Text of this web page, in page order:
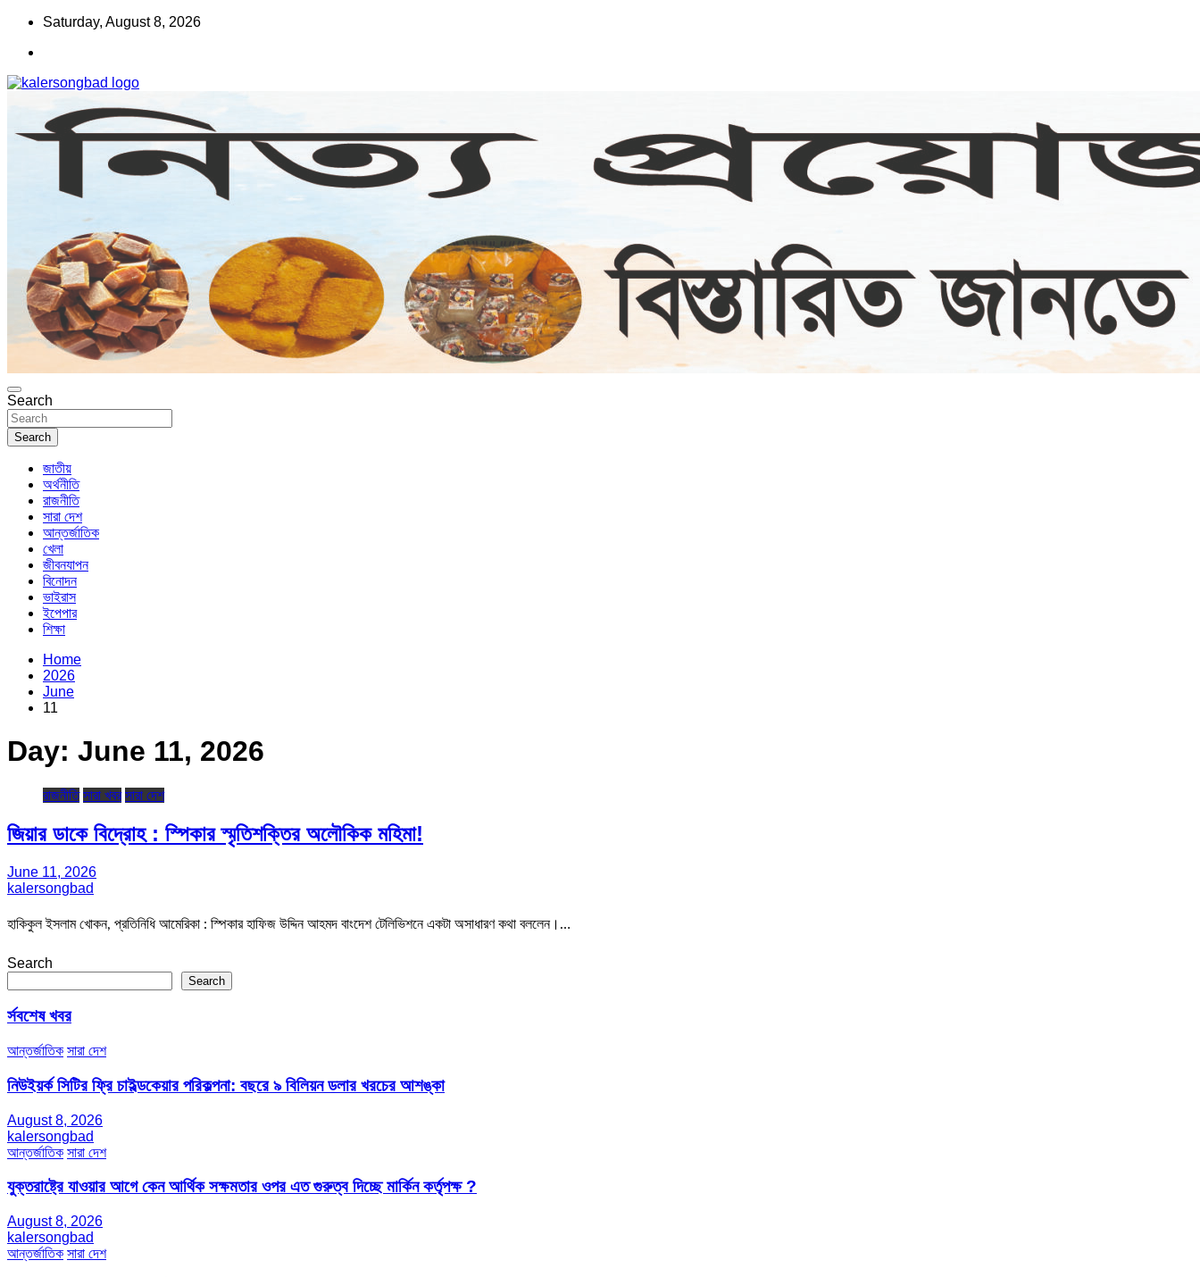
Skip
content
Saturday, August 8, 2026
কালের সংবাদ
www.kalersongbad.com
Search
Search
জাতীয়
অর্থনীতি
রাজনীতি
সারা দেশ
আন্তর্জাতিক
খেলা
জীবনযাপন
বিনোদন
ভাইরাস
ইপেপার
শিক্ষা
Home
2026
June
11
Day: June 11, 2026
রাজনীতি সারা খবর সারা দেশ
জিয়ার ডাকে বিদ্রোহ : স্পিকার স্মৃতিশক্তির অলৌকিক মহিমা!
June 11, 2026
kalersongbad
হাকিকুল ইসলাম খোকন, প্রতিনিধি আমেরিকা : স্পিকার হাফিজ উদ্দিন আহমদ বাংদেশ টেলিভিশনে একটা অসাধারণ কথা বললেন।…
Search
Search
র্সবশেষ খবর
আন্তর্জাতিক সারা দেশ
নিউইয়র্ক সিটির ফ্রি চাইল্ডকেয়ার পরিকল্পনা: বছরে ৯ বিলিয়ন ডলার খরচের আশঙ্কা
August 8, 2026
kalersongbad
আন্তর্জাতিক সারা দেশ
যুক্তরাষ্ট্রে যাওয়ার আগে কেন আর্থিক সক্ষমতার ওপর এত গুরুত্ব দিচ্ছে মার্কিন কর্তৃপক্ষ ?
August 8, 2026
kalersongbad
আন্তর্জাতিক সারা দেশ